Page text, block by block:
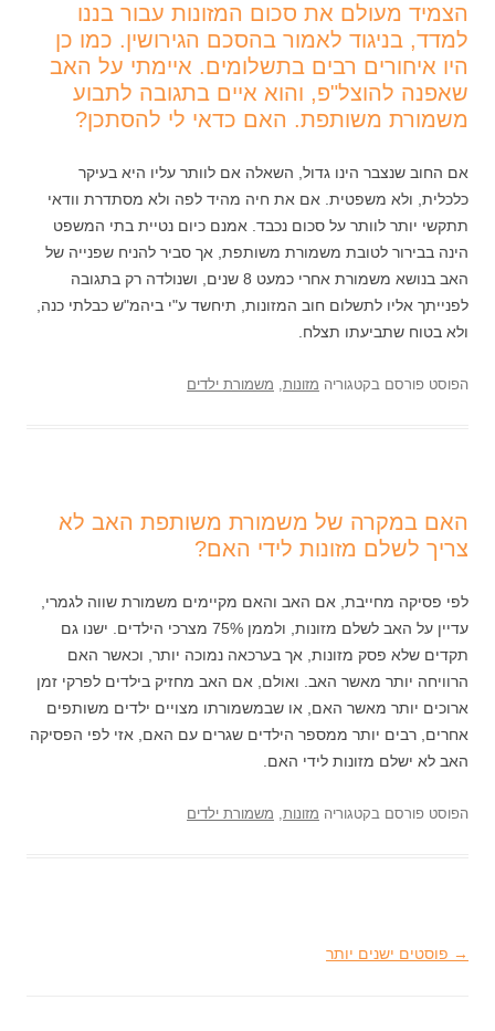
הצמיד מעולם את סכום המזונות עבור בננו
למדד, בניגוד לאמור בהסכם הגירושין. כמו כן
היו איחורים רבים בתשלומים. איימתי על האב
שאפנה להוצל"פ, והוא איים בתגובה לתבוע
משמורת משותפת. האם כדאי לי להסתכן?
אם החוב שנצבר הינו גדול, השאלה אם לוותר עליו היא בעיקר
כלכלית, ולא משפטית. אם את חיה מהיד לפה ולא מסתדרת וודאי
תתקשי יותר לוותר על סכום נכבד. אמנם כיום נטיית בתי המשפט
הינה בבירור לטובת משמורת משותפת, אך סביר להניח שפנייה של
האב בנושא משמורת אחרי כמעט 8 שנים, ושנולדה רק בתגובה
לפנייתך אליו לתשלום חוב המזונות, תיחשד ע"י ביהמ"ש כבלתי כנה,
ולא בטוח שתביעתו תצלח.
הפוסט פורסם בקטגוריה מזונות, משמורת ילדים
האם במקרה של משמורת משותפת האב לא
צריך לשלם מזונות לידי האם?
לפי פסיקה מחייבת, אם האב והאם מקיימים משמורת שווה לגמרי,
עדיין על האב לשלם מזונות, ולממן 75% מצרכי הילדים. ישנו גם
תקדים שלא פסק מזונות, אך בערכאה נמוכה יותר, וכאשר האם
הרוויחה יותר מאשר האב. ואולם, אם האב מחזיק בילדים לפרקי זמן
ארוכים יותר מאשר האם, או שבמשמורתו מצויים ילדים משותפים
אחרים, רבים יותר ממספר הילדים שגרים עם האם, אזי לפי הפסיקה
האב לא ישלם מזונות לידי האם.
הפוסט פורסם בקטגוריה מזונות, משמורת ילדים
ניווט בפוסטים
→ פוסטים ישנים יותר